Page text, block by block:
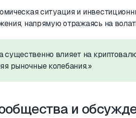
ситуация и
напрямую отражаясь на
существенно влияет на
рыночные колебания.»
и